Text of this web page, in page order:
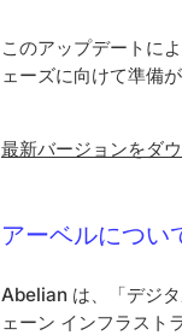
このアップデートに
ェーズに向けて準備が
最新バージョンをダ
アーベルについ
Abelian は、「デジ
ェーン インフラスト